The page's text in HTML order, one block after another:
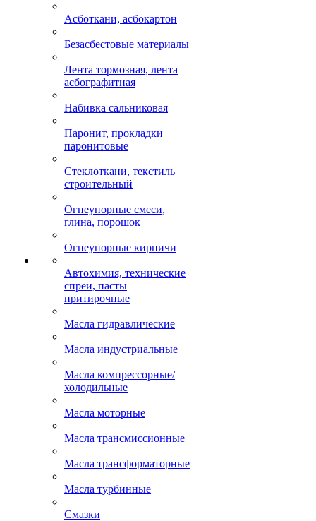
Асботкани, асбокартон
Безасбестовые материалы
Лента тормозная, лента
асбографитная
Набивка сальниковая
Паронит, прокладки
паронитовые
Стеклоткани, текстиль
строительный
Огнеупорные смеси,
глина, порошок
Огнеупорные кирпичи
Автохимия, технические
спреи, пасты
притирочные
Масла гидравлические
Масла индустриальные
Масла компрессорные/
холодильные
Масла моторные
Масла трансмиссионные
Масла трансформаторные
Масла турбинные
Смазки